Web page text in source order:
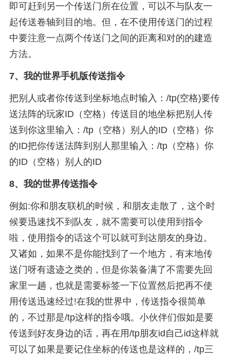
即可赶到另一个传送门所在位置，可以不与队友一
起传送卷轴到目的地。但，在不使用传送门的过程
中要注意一点两个传送门之间的距离和对的的建造
方法。
7、 我的世界手机版传送指令
把别人或者你传送到坐标地点时输入：/tp(空格)要传
送法阵的玩家ID（空格）传送目的地坐标把别人传
送到你这里输入：/tp（空格）别人的ID（空格）你
的ID把你传送法阵到别人那里输入：/tp（空格）你
的ID（空格）别人的ID
8、 我的世界传送指令
例如:你和朋友联机的时候，和朋友走散了，这个时
候要迅速找不到队友，就不需要可以使用到指令
啦，使用指令的话这个可以就可到达朋友的身边。
又诸如，如果不是你能找到了一个地方，有末地传
送门呀有遗迹之类的，但是你装备满了不需要先回
家里一趟，也就是需要标签一下位置然后把再不使
用传送迅速经过!在我的世界中，传送指令很简单
的，不过那是/tp这样的指令哦。小伙伴们假如是要
传送到好友身边的话，再在用/tp朋友id自己id这样就
可以了如果是要记住坐标的传送也是这样的，/tp三